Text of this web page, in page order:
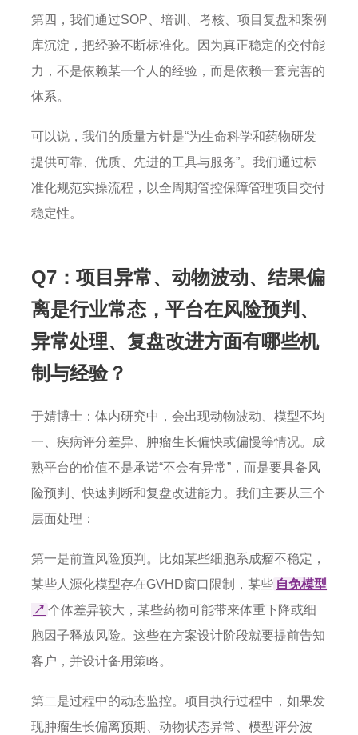
第四，我们通过SOP、培训、考核、项目复盘和案例
库沉淀，把经验不断标准化。因为真正稳定的交付能
力，不是依赖某一个人的经验，而是依赖一套完善的
体系。
可以说，我们的质量方针是“为生命科学和药物研发
提供可靠、优质、先进的工具与服务”。我们通过标
准化规范实操流程，以全周期管控保障管理项目交付
稳定性。
Q7：项目异常、动物波动、结果偏
离是行业常态，平台在风险预判、
异常处理、复盘改进方面有哪些机
制与经验？
于婧博士：体内研究中，会出现动物波动、模型不均
一、疾病评分差异、肿瘤生长偏快或偏慢等情况。成
熟平台的价值不是承诺“不会有异常”，而是要具备风
险预判、快速判断和复盘改进能力。我们主要从三个
层面处理：
第一是前置风险预判。比如某些细胞系成瘤不稳定，
某些人源化模型存在GVHD窗口限制，某些 自免模型
↗ 个体差异较大，某些药物可能带来体重下降或细
胞因子释放风险。这些在方案设计阶段就要提前告知
客户，并设计备用策略。
第二是过程中的动态监控。项目执行过程中，如果发
现肿瘤生长偏离预期、动物状态异常、模型评分波